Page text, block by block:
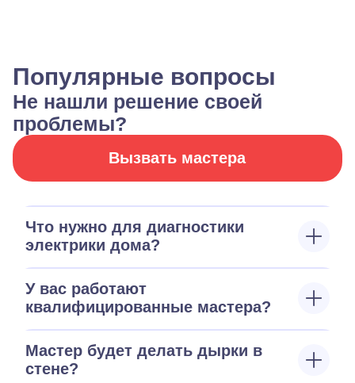
Популярные вопросы
Не нашли решение своей
проблемы?
Вызвать мастера
Что нужно для диагностики
электрики дома?
У вас работают
квалифицированные мастера?
Мастер будет делать дырки в
стене?